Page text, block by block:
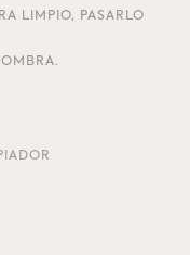
LIMPIO, PASARLO